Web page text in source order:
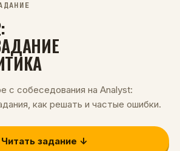
:
с собеседования на Analyst:
как решать и частые ошибки.
Читать задание ↓